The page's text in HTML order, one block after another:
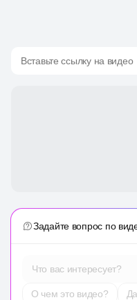
Вставьте ссылку на видео
Задайте вопрос по
Что вас интересует?
О чем это видео?